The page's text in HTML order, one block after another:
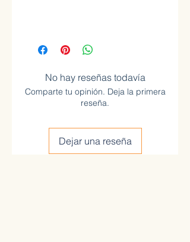
No hay reseñas todavía
Comparte tu opinión. Deja la primera
reseña.
Dejar una reseña